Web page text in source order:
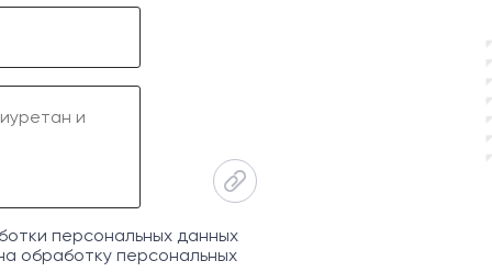
персональных данных
обработку персональных